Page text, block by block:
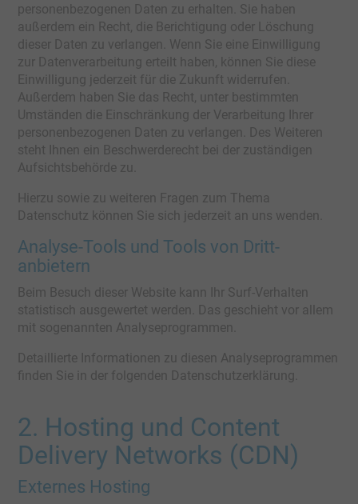
personenbezogenen Daten zu erhalten. Sie haben
außerdem ein Recht, die Berichtigung oder Löschung
dieser Daten zu verlangen. Wenn Sie eine Einwilligung
zur Datenverarbeitung erteilt haben, können Sie diese
Einwilligung jederzeit für die Zukunft widerrufen.
Außerdem haben Sie das Recht, unter bestimmten
Umständen die Einschränkung der Verarbeitung Ihrer
personenbezogenen Daten zu verlangen. Des Weiteren
steht Ihnen ein Beschwerderecht bei der zuständigen
Aufsichtsbehörde zu.
Hierzu sowie zu weiteren Fragen zum Thema
Datenschutz können Sie sich jederzeit an uns wenden.
Analyse-Tools und Tools von Dritt­
anbietern
Beim Besuch dieser Website kann Ihr Surf-Verhalten
statistisch ausgewertet werden. Das geschieht vor allem
mit sogenannten Analyseprogrammen.
Detaillierte Informationen zu diesen Analyseprogrammen
finden Sie in der folgenden Datenschutzerklärung.
2. Hosting und Content
Delivery Networks (CDN)
Externes Hosting